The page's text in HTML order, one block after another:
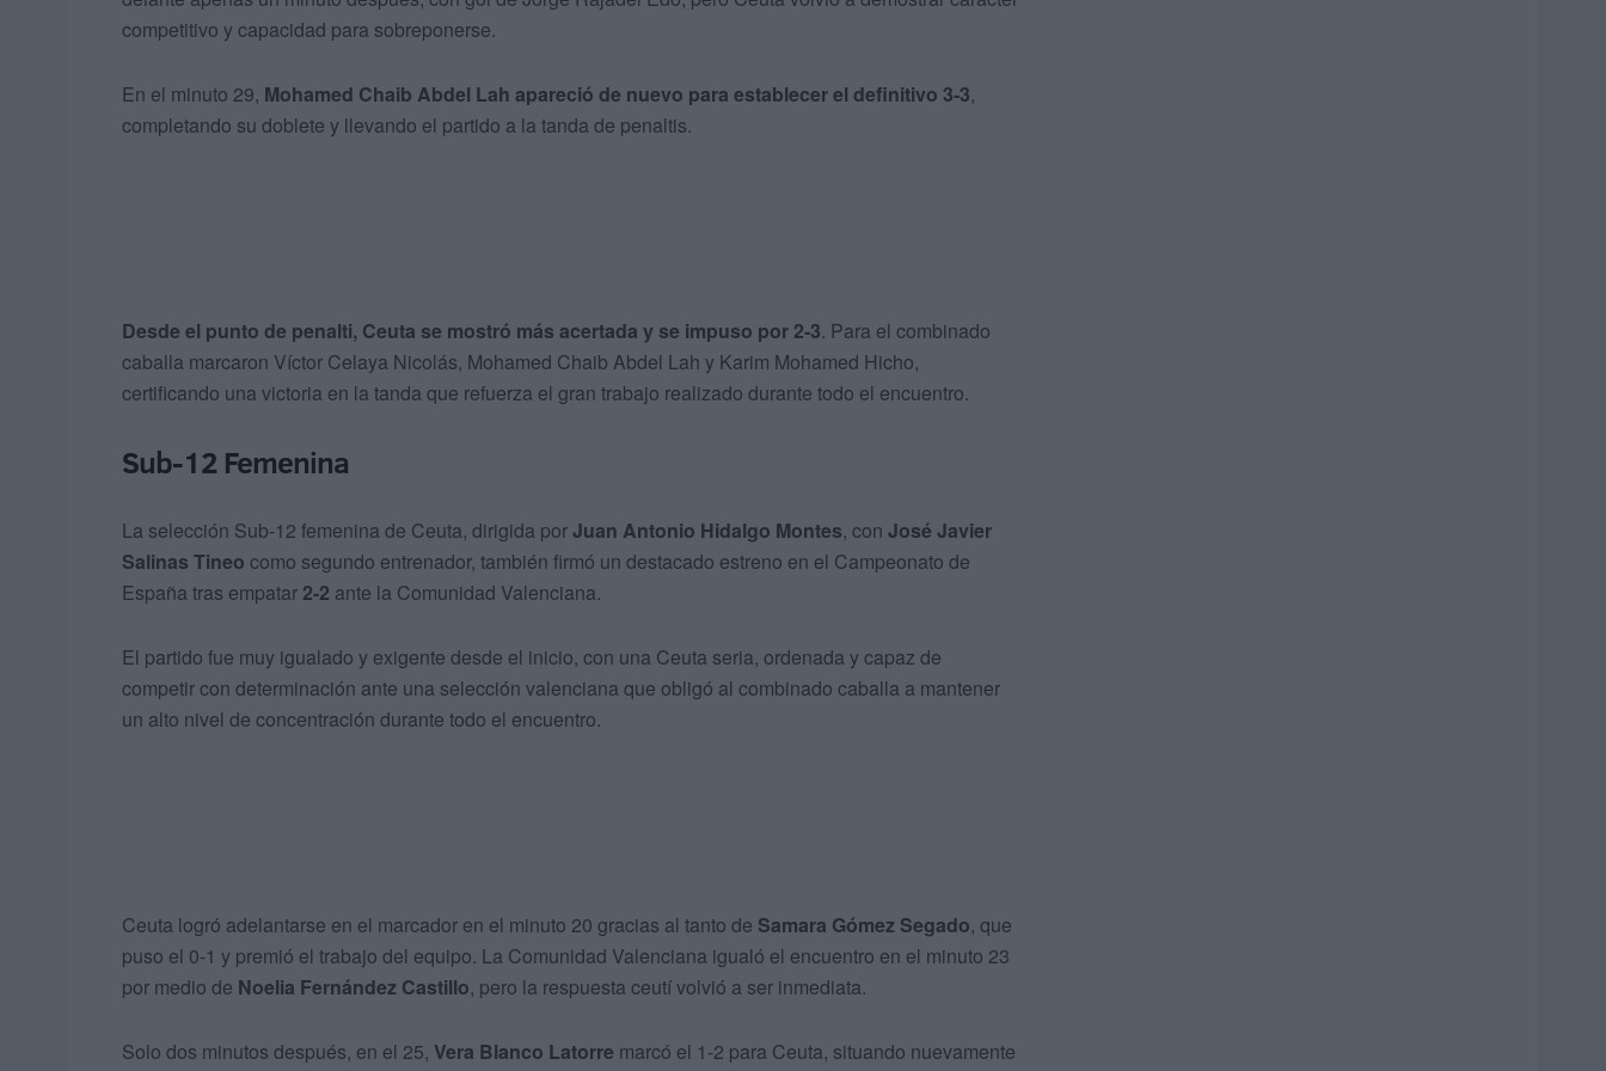
competitivo y capacidad para sobreponerse.
En el minuto 29, Mohamed Chaib Abdel Lah apareció de nuevo para establecer el definitivo 3-3,
completando su doblete y llevando el partido a la tanda de penaltis.
Desde el punto de penalti, Ceuta se mostró más acertada y se impuso por 2-3. Para el combinado
caballa marcaron Víctor Celaya Nicolás, Mohamed Chaib Abdel Lah y Karim Mohamed Hicho,
certificando una victoria en la tanda que refuerza el gran trabajo realizado durante todo el encuentro.
Sub-12 Femenina
La selección Sub-12 femenina de Ceuta, dirigida porJuan Antonio Hidalgo Montes, con José Javier
Salinas Tineo como segundo entrenador, también firmó un destacado estreno en el Campeonato de
España tras empatar2-2 ante la Comunidad Valenciana.
El partido fue muy igualado y exigente desde el inicio, con una Ceuta seria, ordenada y capaz de
competir con determinación ante una selección valenciana que obligó al combinado caballa a mantener
un alto nivel de concentración durante todo el encuentro.
Ceuta logró adelantarse en el marcador en el minuto 20 gracias al tanto de Samara Gómez Segado, que
puso el 0-1 y premió el trabajo del equipo. La Comunidad Valenciana igualó el encuentro en el minuto 23
por medio de Noelia Fernández Castillo, pero la respuesta ceutí volvió a ser inmediata.
Solo dos minutos después, en el 25, Vera Blanco Latorre marcó el 1-2 para Ceuta, situando nuevamente